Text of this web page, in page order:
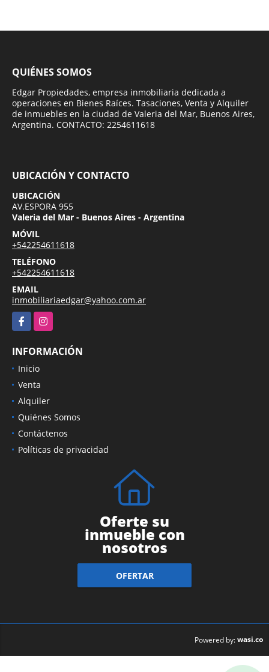
QUIÉNES SOMOS
Edgar Propiedades, empresa inmobiliaria dedicada a
operaciones en Bienes Raíces. Tasaciones, Venta y Alquiler
de inmuebles en la ciudad de Valeria del Mar, Buenos Aires,
Argentina. CONTACTO: 2254611618
UBICACIÓN Y CONTACTO
UBICACIÓN
AV.ESPORA 955
Valeria del Mar - Buenos Aires - Argentina
MÓVIL
+542254611618
TELÉFONO
+542254611618
EMAIL
inmobiliariaedgar@yahoo.com.ar
FacebookInstagram
INFORMACIÓN
Inicio
Venta
Alquiler
Quiénes Somos
Contáctenos
Políticas de privacidad
Oferte su
inmueble con
nosotros
OFERTAR
Powered by:wasi.co